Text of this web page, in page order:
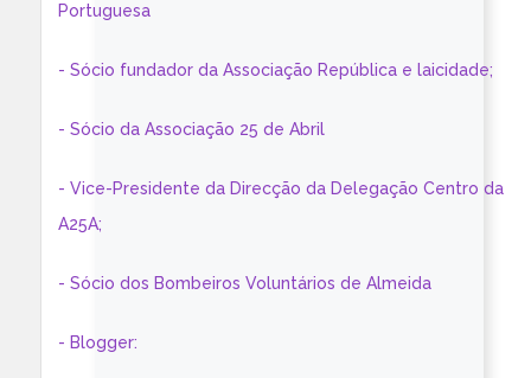
Portuguesa
- Sócio fundador da Associação República e laicidade;
- Sócio da Associação 25 de Abril
- Vice-Presidente da Direcção da Delegação Centro da
A25A;
- Sócio dos Bombeiros Voluntários de Almeida
- Blogger: